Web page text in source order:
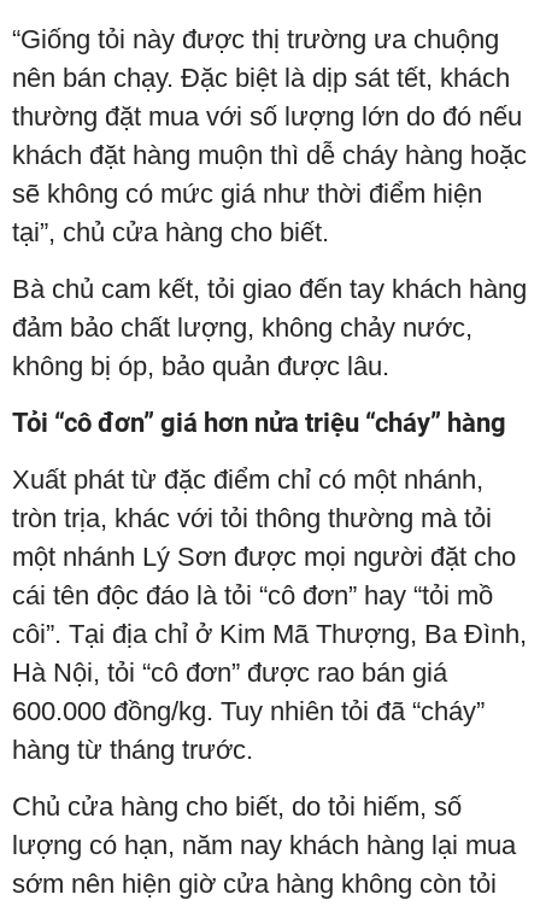
“Giống tỏi này được thị trường ưa chuộng
nên bán chạy. Đặc biệt là dịp sát tết, khách
thường đặt mua với số lượng lớn do đó nếu
khách đặt hàng muộn thì dễ cháy hàng hoặc
sẽ không có mức giá như thời điểm hiện
tại”, chủ cửa hàng cho biết.
Bà chủ cam kết, tỏi giao đến tay khách hàng
đảm bảo chất lượng, không chảy nước,
không bị óp, bảo quản được lâu.
Tỏi “cô đơn” giá hơn nửa triệu “cháy” hàng
Xuất phát từ đặc điểm chỉ có một nhánh,
tròn trịa, khác với tỏi thông thường mà tỏi
một nhánh Lý Sơn được mọi người đặt cho
cái tên độc đáo là tỏi “cô đơn” hay “tỏi mồ
côi”. Tại địa chỉ ở Kim Mã Thượng, Ba Đình,
Hà Nội, tỏi “cô đơn” được rao bán giá
600.000 đồng/kg. Tuy nhiên tỏi đã “cháy”
hàng từ tháng trước.
Chủ cửa hàng cho biết, do tỏi hiếm, số
lượng có hạn, năm nay khách hàng lại mua
sớm nên hiện giờ cửa hàng không còn tỏi